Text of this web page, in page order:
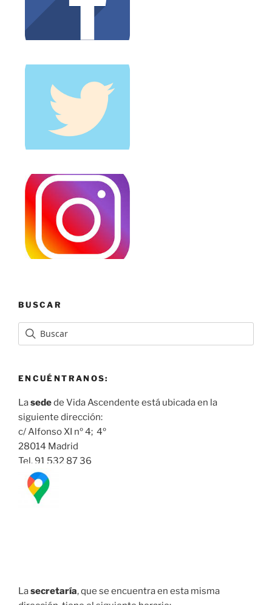
BUSCAR
ENCUÉNTRANOS:
Lasedede Vida Ascendente está ubicada en la
siguiente dirección:
c/ Alfonso XI nº 4; 4º
28014 Madrid
Tel. 91 532 87 36
Lasecretaría, que se encuentra en esta misma